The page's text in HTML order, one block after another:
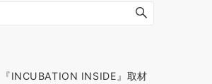
『INCUBATION INSIDE』取材